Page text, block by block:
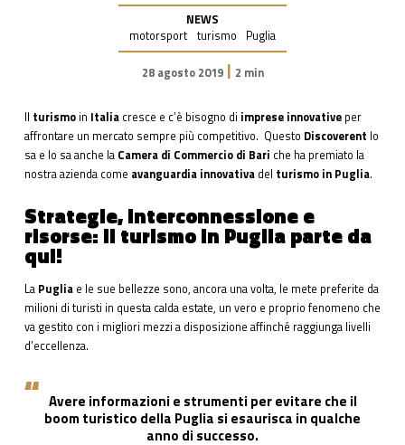
NEWS
motorsport turismo Puglia
28 agosto 2019| 2 min
Il turismo in Italia cresce e c’è bisogno di imprese innovativeper
affrontare un mercato sempre più competitivo. Questo Discoverent lo
sa e lo sa anche la Camera di Commercio di Bari che ha premiato la
nostra azienda come avanguardia innovativa del turismo in Puglia.
Strategie, interconnessione e
risorse: il turismo in Puglia parte da
qui!
La Puglia e le sue bellezze sono, ancora una volta, le mete preferite da
milioni di turisti in questa calda estate, un vero e proprio fenomeno che
va gestito con i migliori mezzi a disposizione affinché raggiunga livelli
d’eccellenza.
Avere informazioni e strumenti per evitare che il
boom turistico della Puglia si esaurisca in qualche
anno di successo.